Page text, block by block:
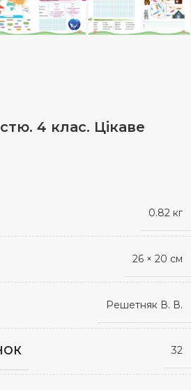
4 клас. Цікаве
0.82 кг
26 × 20 см
Решетняк В. В.
32